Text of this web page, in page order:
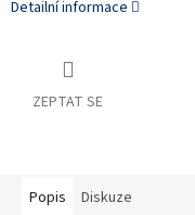
Detailní informace
ZEPTAT SE
Popis Diskuze